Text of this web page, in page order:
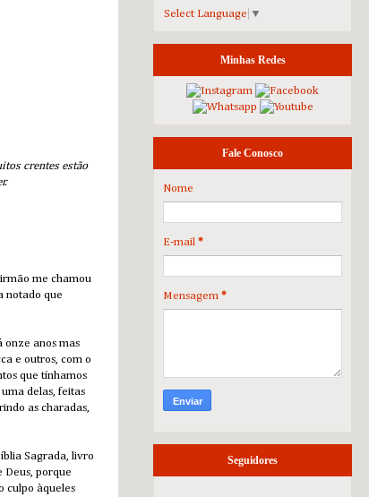
crentes estão
me chamou
notado que
onze anos mas
e outros, com o
que tínhamos
delas, feitas
as charadas,
Sagrada, livro
Deus, porque
culpo àqueles
Select Language ▼
Minhas Redes
Fale Conosco
Nome
E-mail *
Mensagem *
Seguidores